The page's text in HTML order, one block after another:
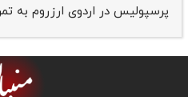
پرسپولیس در اردوی ارزروم به